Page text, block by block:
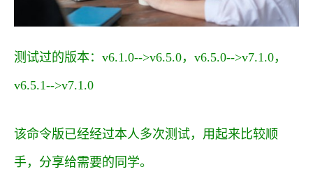
测试过的版本：v6.1.0-->v6.5.0，v6.5.0-->v7.1.0，
v6.5.1-->v7.1.0
该命令版已经经过本人多次测试，用起来比较顺
手，分享给需要的同学。